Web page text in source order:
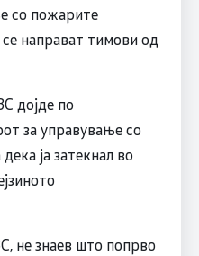
со пожарите
направат тимови од
дојде по
за управување со
ја затекнал во
не знаев што попрво